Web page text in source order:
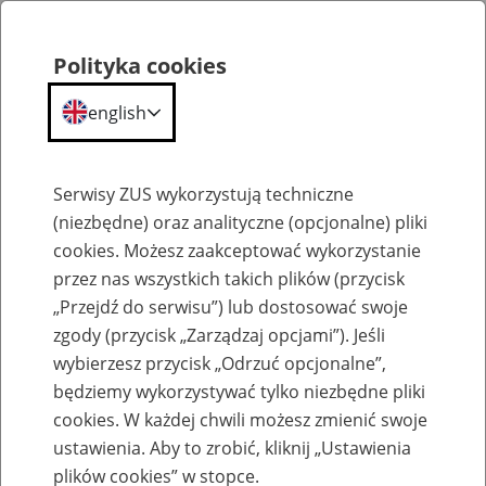
Szkolenia
Zaproś ZUS do siebie: Aktywni 50+
Polityka cookies
english
Serwisy ZUS wykorzystują techniczne
(niezbędne) oraz analityczne (opcjonalne) pliki
cookies. Możesz zaakceptować wykorzystanie
przez nas wszystkich takich plików (przycisk
„Przejdź do serwisu”) lub dostosować swoje
zgody (przycisk „Zarządzaj opcjami”). Jeśli
wybierzesz przycisk „Odrzuć opcjonalne”,
będziemy wykorzystywać tylko niezbędne pliki
cookies. W każdej chwili możesz zmienić swoje
ustawienia. Aby to zrobić, kliknij „Ustawienia
plików cookies” w stopce.